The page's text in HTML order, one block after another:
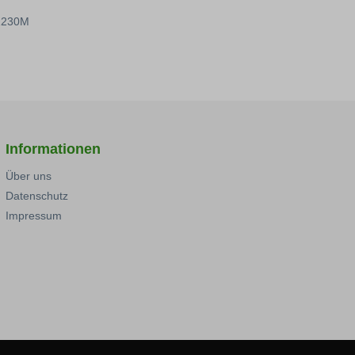
Informationen
Über uns
Datenschutz
Impressum